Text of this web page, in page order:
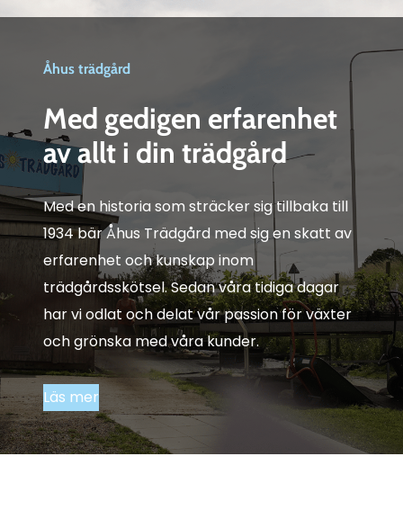
Åhus trädgård
Med gedigen erfarenhet
av allt i din trädgård
Med en historia som sträcker sig tillbaka till
1934 bär Åhus Trädgård med sig en skatt av
erfarenhet och kunskap inom
trädgårdsskötsel. Sedan våra tidiga dagar
har vi odlat och delat vår passion för växter
och grönska med våra kunder.
Läs mer